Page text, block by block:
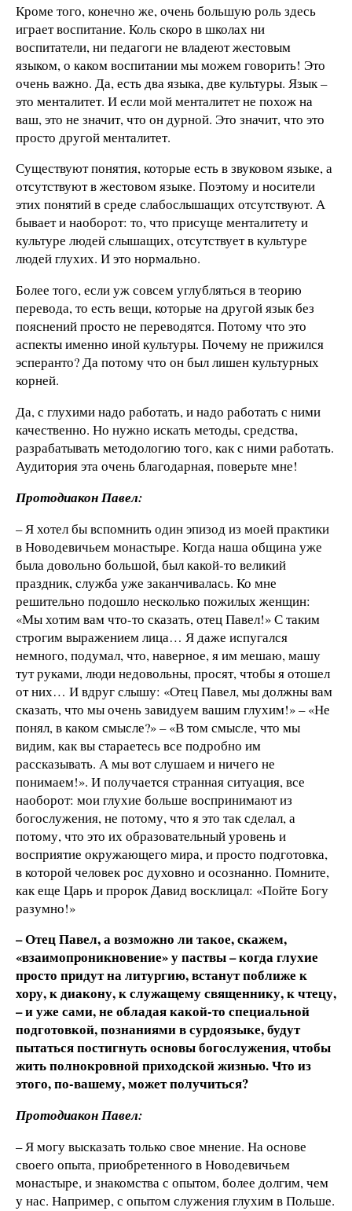
Кроме того, конечно же, очень большую роль здесь
играет воспитание. Коль скоро в школах ни
воспитатели, ни педагоги не владеют жестовым
языком, о каком воспитании мы можем говорить! Это
очень важно. Да, есть два языка, две культуры. Язык –
это менталитет. И если мой менталитет не похож на
ваш, это не значит, что он дурной. Это значит, что это
просто другой менталитет.
Существуют понятия, которые есть в звуковом языке, а
отсутствуют в жестовом языке. Поэтому и носители
этих понятий в среде слабослышащих отсутствуют. А
бывает и наоборот: то, что присуще менталитету и
культуре людей слышащих, отсутствует в культуре
людей глухих. И это нормально.
Более того, если уж совсем углубляться в теорию
перевода, то есть вещи, которые на другой язык без
пояснений просто не переводятся. Потому что это
аспекты именно иной культуры. Почему не прижился
эсперанто? Да потому что он был лишен культурных
корней.
Да, с глухими надо работать, и надо работать с ними
качественно. Но нужно искать методы, средства,
разрабатывать методологию того, как с ними работать.
Аудитория эта очень благодарная, поверьте мне!
Протодиакон Павел:
– Я хотел бы вспомнить один эпизод из моей практики
в Новодевичьем монастыре. Когда наша община уже
была довольно большой, был какой-то великий
праздник, служба уже заканчивалась. Ко мне
решительно подошло несколько пожилых женщин:
«Мы хотим вам что-то сказать, отец Павел!» С таким
строгим выражением лица… Я даже испугался
немного, подумал, что, наверное, я им мешаю, машу
тут руками, люди недовольны, просят, чтобы я отошел
от них… И вдруг слышу: «Отец Павел, мы должны вам
сказать, что мы очень завидуем вашим глухим!» – «Не
понял, в каком смысле?» – «В том смысле, что мы
видим, как вы стараетесь все подробно им
рассказывать. А мы вот слушаем и ничего не
понимаем!». И получается странная ситуация, все
наоборот: мои глухие больше воспринимают из
богослужения, не потому, что я это так сделал, а
потому, что это их образовательный уровень и
восприятие окружающего мира, и просто подготовка,
в которой человек рос духовно и осознанно. Помните,
как еще Царь и пророк Давид восклицал: «Пойте Богу
разумно!»
– Отец Павел, а возможно ли такое, скажем,
«взаимопроникновение» у паствы – когда глухие
просто придут на литургию, встанут поближе к
хору, к диакону, к служащему священнику, к чтецу,
– и уже сами, не обладая какой-то специальной
подготовкой, познаниями в сурдоязыке, будут
пытаться постигнуть основы богослужения, чтобы
жить полнокровной приходской жизнью. Что из
этого, по-вашему, может получиться?
Протодиакон Павел:
– Я могу высказать только свое мнение. На основе
своего опыта, приобретенного в Новодевичьем
монастыре, и знакомства с опытом, более долгим, чем
у нас. Например, с опытом служения глухим в Польше.